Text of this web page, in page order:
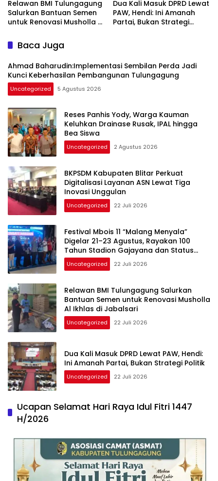
Relawan BMI Tulungagung
Salurkan Bantuan Semen
untuk Renovasi Musholla Al
Dua Kali Masuk DPRD Lewat
PAW, Hendi: Ini Amanah
Partai, Bukan Strategi
Baca Juga
Ahmad Baharudin:Implementasi Sembilan Perda Jadi
Kunci Keberhasilan Pembangunan Tulungagung
Uncategorized 5 Agustus 2026
Reses Panhis Yody, Warga Kauman
Keluhkan Drainase Rusak, IPAL hingga
Bea Siswa
Uncategorized 2 Agustus 2026
BKPSDM Kabupaten Blitar Perkuat
Digitalisasi Layanan ASN Lewat Tiga
Inovasi Unggulan
Uncategorized 22 Juli 2026
Festival Mbois 11 “Malang Menyala”
Digelar 21–23 Agustus, Rayakan 100
Tahun Stadion Gajayana dan Status
UNESCO
Uncategorized 22 Juli 2026
Relawan BMI Tulungagung Salurkan
Bantuan Semen untuk Renovasi Musholla
Al Ikhlas di Jabalsari
Uncategorized 22 Juli 2026
Dua Kali Masuk DPRD Lewat PAW, Hendi:
Ini Amanah Partai, Bukan Strategi Politik
Uncategorized 22 Juli 2026
Ucapan Selamat Hari Raya Idul Fitri 1447
H/2026